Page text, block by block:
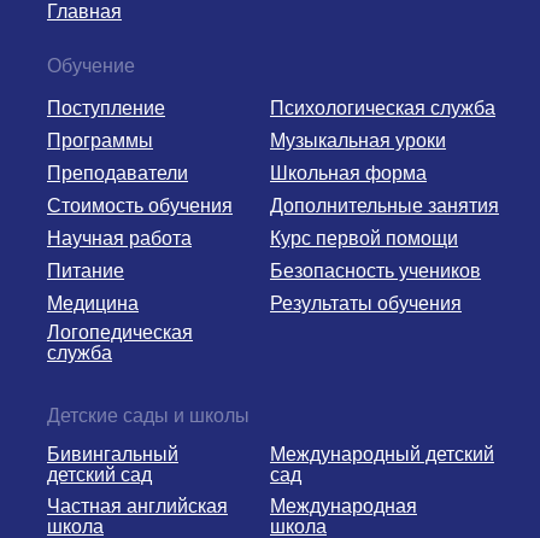
Результаты обучения
Безопасность учеников
Курс первой помощи
Научная работа
Дополнительные занятия
Школьная форма
Музыкальная уроки
Психологическая служба
Логопедическая
служба
Медицина
Питание
Поступление
Стоимость обучения
Преподаватели
Программы
Обучение
Международная
школа
Частная английская
школа
Международный детский
сад
Бивингальный
детский сад
Детские сады и школы
Главная